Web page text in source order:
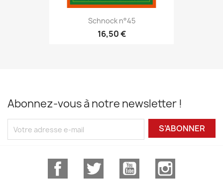
Schnock n°45
16,50 €
Abonnez-vous à notre newsletter !
S’ABONNER
Facebook Twitter YouTube